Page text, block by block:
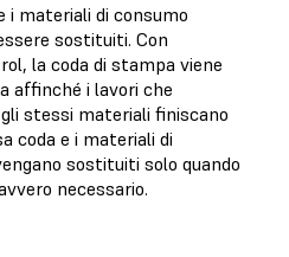
i materiali di consumo
sostituiti. Con
la coda di stampa viene
affinché i lavori che
stessi materiali finiscano
coda e i materiali di
sostituiti solo quando
necessario.